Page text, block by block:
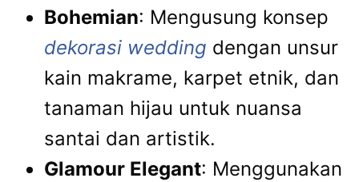
Bohemian: Mengusung konsep
dekorasi wedding dengan unsur
kain makrame, karpet etnik, dan
tanaman hijau untuk nuansa
santai dan artistik.
Glamour Elegant: Menggunakan